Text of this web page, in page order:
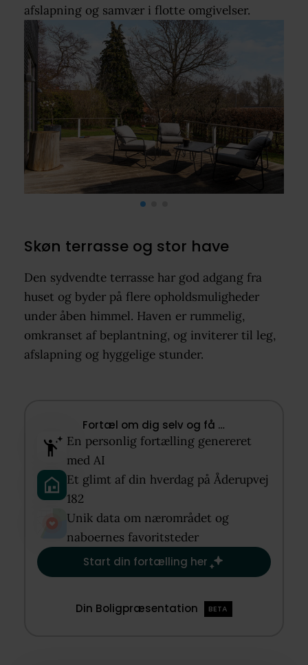
afslapning og samvær i flotte omgivelser.
Skøn terrasse og stor have
Den sydvendte terrasse har god adgang fra
huset og byder på flere opholdsmuligheder
under åben himmel. Haven er rummelig,
omkranset af beplantning, og inviterer til leg,
afslapning og hyggelige stunder.
Fortæl om dig selv og få …​
En personlig fortælling genereret
med AI​
Et glimt af din hverdag på Åderupvej
182​
Unik data om nærområdet og
naboernes favoritsteder​
Start din fortælling her
Din Boligpræsentation BETA